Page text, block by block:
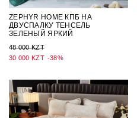
ZEPHYR HOME КПБ НА
ДВУСПАЛКУ ТЕНСЕЛЬ
ЗЕЛЕНЫЙ ЯРКИЙ
48 000 KZT
30 000 KZT -38%